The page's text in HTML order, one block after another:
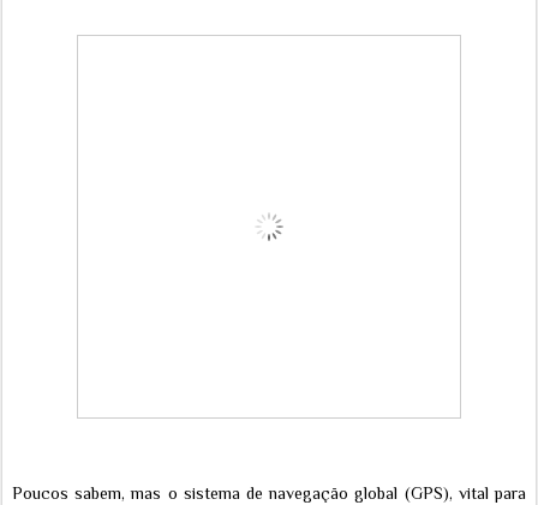
Poucos sabem, mas o sistema de navegação global (GPS), vital para